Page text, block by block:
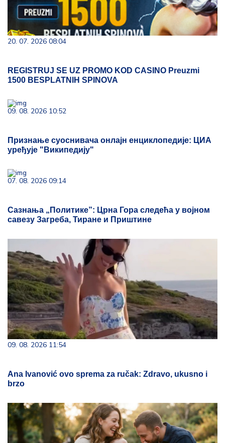
20. 07. 2026 08:04
REGISTRUJ SE UZ PROMO KOD CASINO Preuzmi
1500 BESPLATNIH SPINOVA
09. 08. 2026 10:52
Признање суоснивача онлајн енциклопедије: ЦИА
уређује "Википедију"
07. 08. 2026 09:14
Сазнања „Политике”: Црна Гора следећа у војном
савезу Загреба, Тиране и Приштине
09. 08. 2026 11:54
Ana Ivanović ovo sprema za ručak: Zdravo, ukusno i
brzo